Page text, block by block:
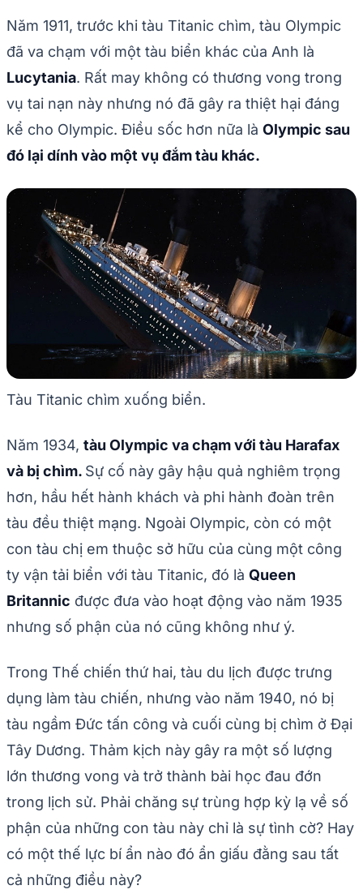
Năm 1911, trước khi tàu Titanic chìm, tàu Olympic
đã va chạm với một tàu biển khác của Anh là
Lucytania. Rất may không có thương vong trong
vụ tai nạn này nhưng nó đã gây ra thiệt hại đáng
kể cho Olympic. Điều sốc hơn nữa là Olympic sau
đó lại dính vào một vụ đắm tàu khác.
Tàu Titanic chìm xuống biển.
Năm 1934, tàu Olympic va chạm với tàu Harafax
và bị chìm. Sự cố này gây hậu quả nghiêm trọng
hơn, hầu hết hành khách và phi hành đoàn trên
tàu đều thiệt mạng. Ngoài Olympic, còn có một
con tàu chị em thuộc sở hữu của cùng một công
ty vận tải biển với tàu Titanic, đó là Queen
Britannic được đưa vào hoạt động vào năm 1935
nhưng số phận của nó cũng không như ý.
Trong Thế chiến thứ hai, tàu du lịch được trưng
dụng làm tàu chiến, nhưng vào năm 1940, nó bị
tàu ngầm Đức tấn công và cuối cùng bị chìm ở Đại
Tây Dương. Thảm kịch này gây ra một số lượng
lớn thương vong và trở thành bài học đau đớn
trong lịch sử. Phải chăng sự trùng hợp kỳ lạ về số
phận của những con tàu này chỉ là sự tình cờ? Hay
có một thế lực bí ẩn nào đó ẩn giấu đằng sau tất
cả những điều này?